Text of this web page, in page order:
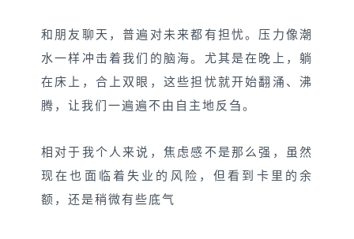
和朋友聊天，普遍对未来都有担忧。压力像潮
水一样冲击着我们的脑海。尤其是在晚上，躺
在床上，合上双眼，这些担忧就开始翻涌、沸
腾，让我们一遍遍不由自主地反刍。
相对于我个人来说，焦虑感不是那么强，虽然
现在也面临着失业的风险，但看到卡里的余
额，还是稍微有些底气